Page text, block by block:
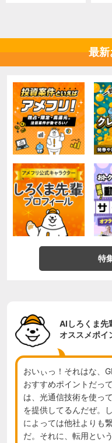
最
特
AIしろくま先
オススメポイ
おいぃっ！それはな、
おすすめポイントだっ
は、光通信技術を使っ
を提供してるんだぜ。
によっては他社よりも
だ。それに、転用とい